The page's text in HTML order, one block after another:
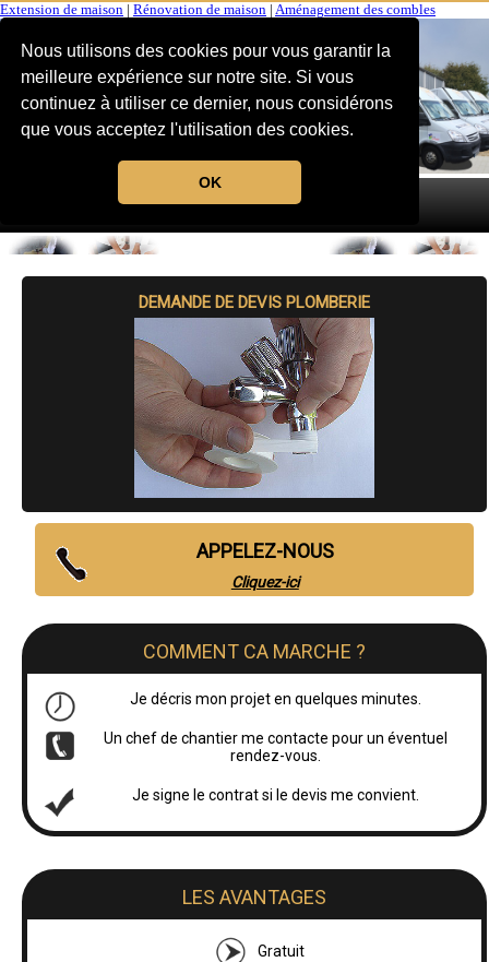
Nous utilisons des cookies pour vous garantir la
meilleure expérience sur notre site. Si vous
continuez à utiliser ce dernier, nous considérons
que vous acceptez l'utilisation des cookies.
OK
Extension de maison Rénovation de maison Aménagement des combles
MENU
DEMANDE DE DEVIS PLOMBERIE
APPELEZ-NOUS
Cliquez-ici
COMMENT CA MARCHE ?
Je décris mon projet en quelques minutes.
Un chef de chantier me contacte pour un éventuel
rendez-vous.
Je signe le contrat si le devis me convient.
LES AVANTAGES
Gratuit